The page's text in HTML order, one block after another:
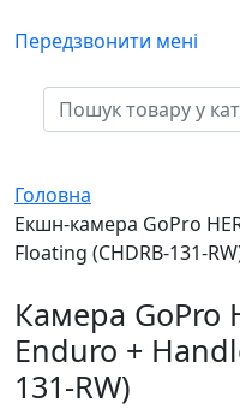
Передзвонити мені
Головна
Екшн-камера GoPro
Floating (CHDRB-131-
Камера GoPro
Enduro +
131-RW)